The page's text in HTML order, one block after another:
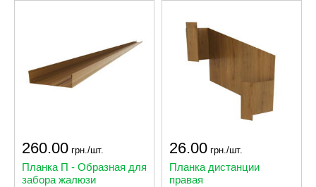
260.00 грн./шт.
Планка П - Образная для
забора жалюзи
26.00 грн./шт.
Планка дистанции
правая